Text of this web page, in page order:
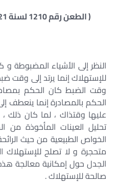
( الطعن رقم 1210 لسنة 21 ق ، جلسة 1952/3/11 )
النظر إلى الأشياء المضبوطة
للإستهلاك إنما يرتد إلى وقت
وقت الضبط كان الحكم
الحكم بالمصادرة إنما ينعطف
عليها وقتذاك ، لما كان
تحليل العينات المأخوذة من
الخواص الطبيعية من حيث
متحجرة و لا تصلح للإستهلاك
الجدل حول إمكانية معالجة
صالحة للإستهلاك .